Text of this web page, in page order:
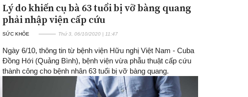
Lý do khiến cụ bà 63 tuổi bị vỡ bàng quang
phải nhập viện cấp cứu
SỨC KHỎE Thứ 3, 06/10/2020 | 11:47
Ngày 6/10, thông tin từ bệnh viện Hữu nghị Việt Nam - Cuba
Đồng Hới (Quảng Bình), bệnh viện vừa phẫu thuật cấp cứu
thành công cho bệnh nhân 63 tuổi bị vỡ bàng quang.